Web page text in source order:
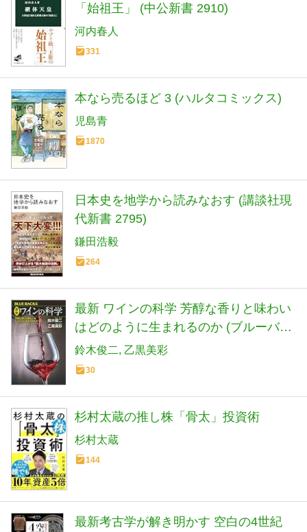
「始祖王」 (中公新書 2910)
河内春人
331
本なら売るほど 3 (ハルタコミックス)
児島青
1870
日本史を地学から読みなおす (講談社現
代新書 2795)
鎌田浩毅
264
最新 ワインの科学 芳醇な香りと味わい
はどのように生まれるのか (ブルーバッ
クス B 2330)
鈴木俊二 乙黒美彩
30
杉村太蔵の推し株「骨太」投資術
杉村太蔵
144
最新考古学が解き明かす 空白の4世紀